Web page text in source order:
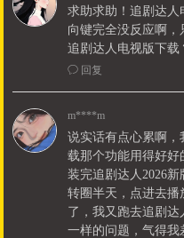
求助求助！追剧达
向键完全没反应啊
追剧达人电视版下载
ꂖ 回复
m****m
说实话有点心累啊
载那个功能用得好好
装完追剧达人2026
转圈半天，点进去
了，我又跑去追剧
一样的问题，气得我